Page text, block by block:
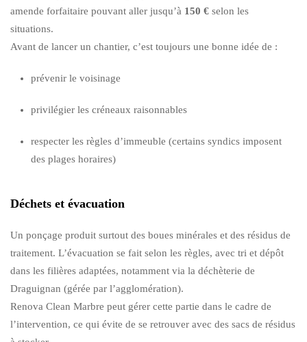
amende forfaitaire pouvant aller jusqu’à 150 € selon les
situations.
Avant de lancer un chantier, c’est toujours une bonne idée de :
prévenir le voisinage
privilégier les créneaux raisonnables
respecter les règles d’immeuble (certains syndics imposent
des plages horaires)
Déchets et évacuation
Un ponçage produit surtout des boues minérales et des résidus de
traitement. L’évacuation se fait selon les règles, avec tri et dépôt
dans les filières adaptées, notamment via la déchèterie de
Draguignan (gérée par l’agglomération).
Renova Clean Marbre peut gérer cette partie dans le cadre de
l’intervention, ce qui évite de se retrouver avec des sacs de résidus